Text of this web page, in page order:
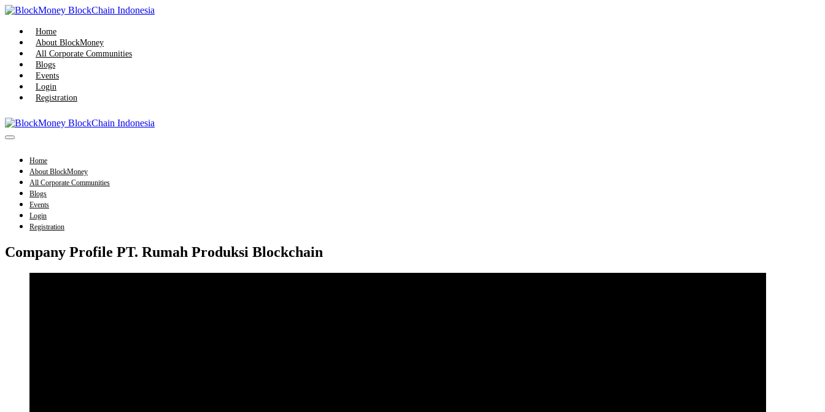
Skip
content
Home
About BlockMoney
All Corporate Communities
Blogs
Events
Login
Registration
Menu
Home
About BlockMoney
All Corporate Communities
Blogs
Events
Login
Registration
Company Profile PT. Rumah Produksi Blockchain